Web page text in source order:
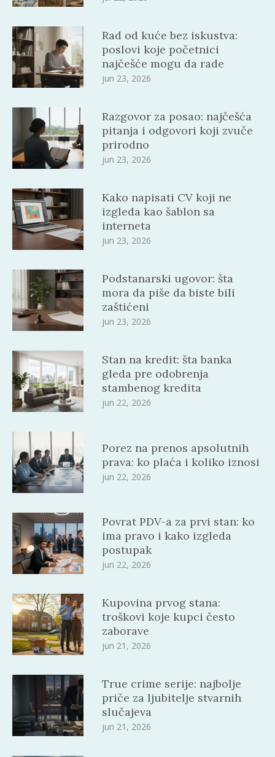
Rad od kuće bez iskustva:
poslovi koje početnici
najčešće mogu da rade
jun 23, 2026
Razgovor za posao: najčešća
pitanja i odgovori koji zvuče
prirodno
jun 23, 2026
Kako napisati CV koji ne
izgleda kao šablon sa
interneta
jun 23, 2026
Podstanarski ugovor: šta
mora da piše da biste bili
zaštićeni
jun 23, 2026
Stan na kredit: šta banka
gleda pre odobrenja
stambenog kredita
jun 22, 2026
Porez na prenos apsolutnih
prava: ko plaća i koliko iznosi
jun 22, 2026
Povrat PDV-a za prvi stan: ko
ima pravo i kako izgleda
postupak
jun 22, 2026
Kupovina prvog stana:
troškovi koje kupci često
zaborave
jun 21, 2026
True crime serije: najbolje
priče za ljubitelje stvarnih
slučajeva
jun 21, 2026